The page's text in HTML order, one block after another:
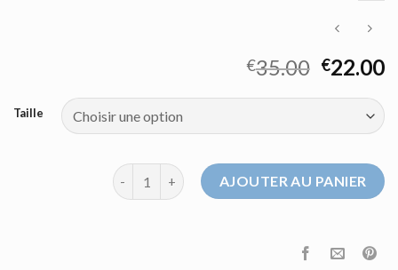
€35.00 €22.00
Taille
quantité de pull kakiAJOUTER AU PANIER